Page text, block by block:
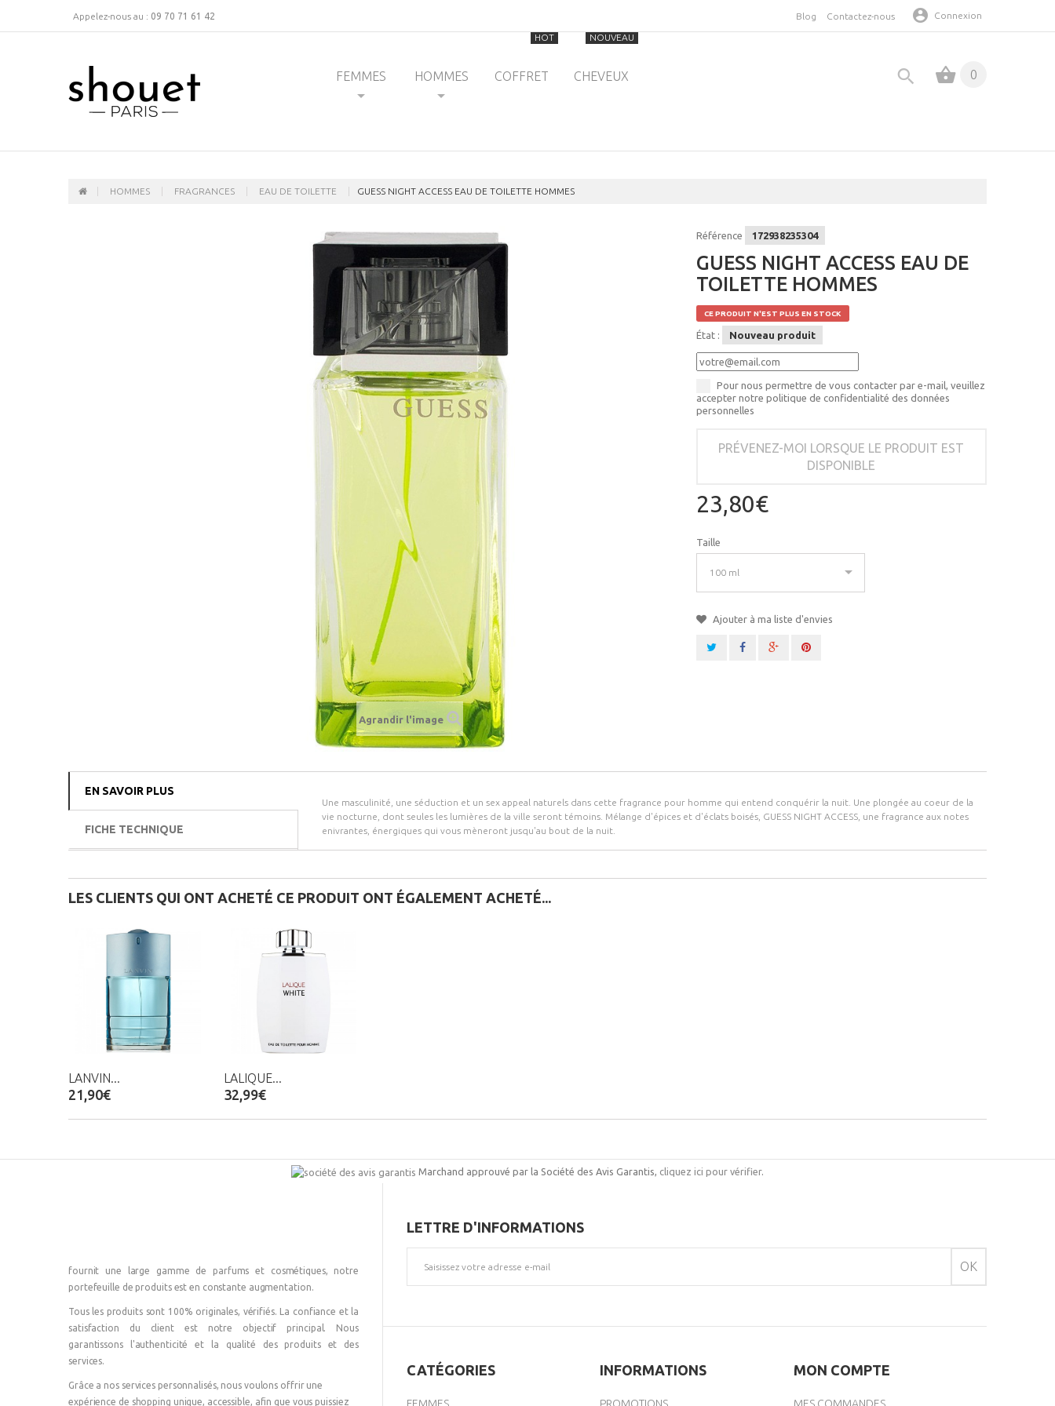
Connexion
Blog Contactez-nous
Appelez-nous au : 09 70 71 61 42
FEMMES HOMMES COFFRET
HOT
CHEVEUX
NOUVEAU
0
HOMMES FRAGRANCES EAU DE TOILETTE GUESS NIGHT ACCESS EAU DE TOILETTE HOMMES
Agrandir l'image
Référence 172938235304
GUESS NIGHT ACCESS EAU DE
TOILETTE HOMMES
CE PRODUIT N'EST PLUS EN STOCK
État : Nouveau produit
Pour nous permettre de vous contacter par e-mail, veuillez
accepter notre politique de confidentialité des données
personnelles
PRÉVENEZ-MOI LORSQUE LE PRODUIT EST
DISPONIBLE
23,80€
Taille
100 ml
Ajouter à ma liste d'envies
EN SAVOIR PLUS
FICHE TECHNIQUE
Une masculinité, une séduction et un sex appeal naturels dans cette fragrance pour homme qui entend conquérir la nuit. Une plongée au coeur de la
vie nocturne, dont seules les lumières de la ville seront témoins. Mélange d'épices et d'éclats boisés, GUESS NIGHT ACCESS, une fragrance aux notes
enivrantes, énergiques qui vous mèneront jusqu'au bout de la nuit.
LES CLIENTS QUI ONT ACHETÉ CE PRODUIT ONT ÉGALEMENT ACHETÉ...
LANVIN...
21,90€
LALIQUE...
32,99€
Marchand approuvé par la Société des Avis Garantis, cliquez ici pour vérifier.
fournit une large gamme de parfums et cosmétiques, notre
portefeuille de produits est en constante augmentation.
Tous les produits sont 100% originales, vérifiés. La confiance et la
satisfaction du client est notre objectif principal. Nous
garantissons l'authenticité et la qualité des produits et des
services.
Grâce a nos services personnalisés, nous voulons offrir une
expérience de shopping unique, accessible, afin que vous puissiez
LETTRE D'INFORMATIONS
OK
CATÉGORIES INFORMATIONS MON COMPTE